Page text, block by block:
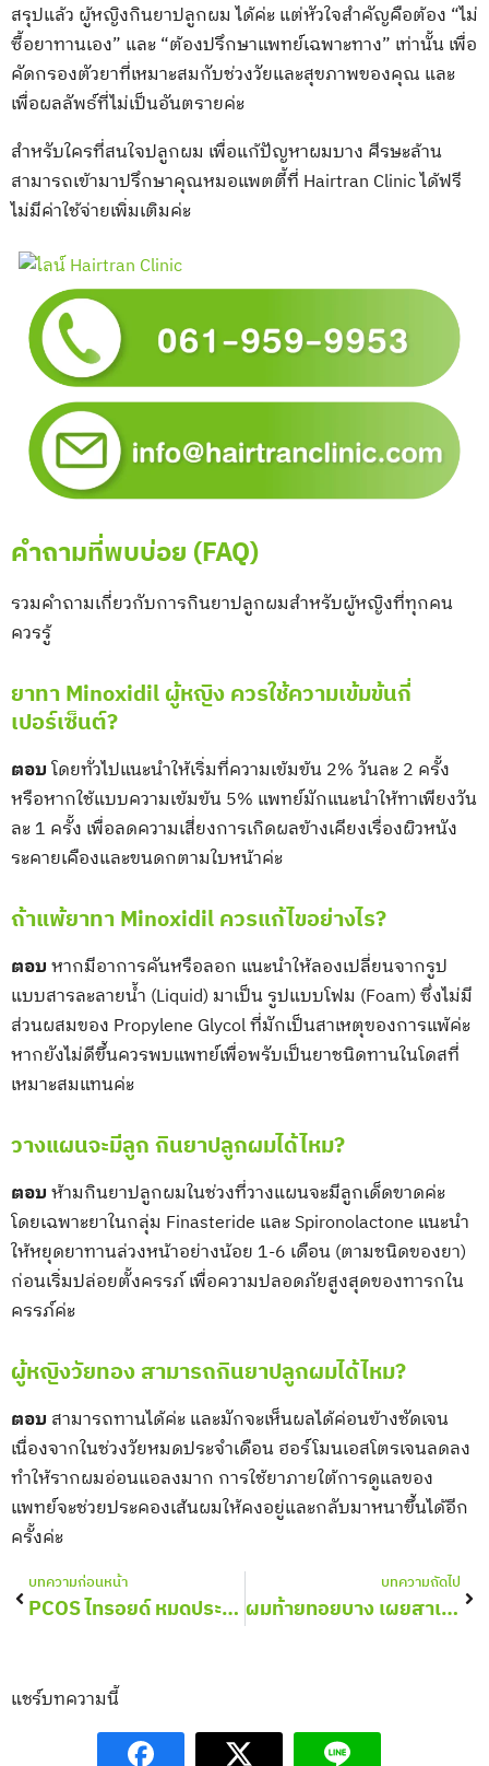
สรุปแล้ว ผู้หญิงกินยาปลูกผม ได้ค่ะ แต่หัวใจสำคัญคือต้อง “ไม่
ซื้อยาทานเอง” และ “ต้องปรึกษาแพทย์เฉพาะทาง” เท่านั้น เพื่อ
คัดกรองตัวยาที่เหมาะสมกับช่วงวัยและสุขภาพของคุณ และ
เพื่อผลลัพธ์ที่ไม่เป็นอันตรายค่ะ
สำหรับใครที่สนใจปลูกผม เพื่อแก้ปัญหาผมบาง ศีรษะล้าน
สามารถเข้ามาปรึกษาคุณหมอแพตตี้ที่ Hairtran Clinic ได้ฟรี
ไม่มีค่าใช้จ่ายเพิ่มเติมค่ะ
คำถามที่พบบ่อย (FAQ)
รวมคำถามเกี่ยวกับการกินยาปลูกผมสำหรับผู้หญิงที่ทุกคน
ควรรู้
ยาทา Minoxidil ผู้หญิง ควรใช้ความเข้มข้นกี่
เปอร์เซ็นต์?
ตอบโดยทั่วไปแนะนำให้เริ่มที่ความเข้มข้น 2% วันละ 2 ครั้ง
หรือหากใช้แบบความเข้มข้น 5% แพทย์มักแนะนำให้ทาเพียงวัน
ละ 1 ครั้ง เพื่อลดความเสี่ยงการเกิดผลข้างเคียงเรื่องผิวหนัง
ระคายเคืองและขนดกตามใบหน้าค่ะ
ถ้าแพ้ยาทา Minoxidil ควรแก้ไขอย่างไร?
ตอบหากมีอาการคันหรือลอก แนะนำให้ลองเปลี่ยนจากรูป
แบบสารละลายน้ำ (Liquid) มาเป็น รูปแบบโฟม (Foam) ซึ่งไม่มี
ส่วนผสมของ Propylene Glycol ที่มักเป็นสาเหตุของการแพ้ค่ะ
หากยังไม่ดีขึ้นควรพบแพทย์เพื่อพรับเป็นยาชนิดทานในโดสที่
เหมาะสมแทนค่ะ
วางแผนจะมีลูก กินยาปลูกผมได้ไหม?
ตอบห้ามกินยาปลูกผมในช่วงที่วางแผนจะมีลูกเด็ดขาดค่ะ
โดยเฉพาะยาในกลุ่ม Finasteride และ Spironolactone แนะนำ
ให้หยุดยาทานล่วงหน้าอย่างน้อย 1-6 เดือน (ตามชนิดของยา)
ก่อนเริ่มปล่อยตั้งครรภ์ เพื่อความปลอดภัยสูงสุดของทารกใน
ครรภ์ค่ะ
ผู้หญิงวัยทอง สามารถกินยาปลูกผมได้ไหม?
ตอบ สามารถทานได้ค่ะ และมักจะเห็นผลได้ค่อนข้างชัดเจน
เนื่องจากในช่วงวัยหมดประจำเดือน ฮอร์โมนเอสโตรเจนลดลง
ทำให้รากผมอ่อนแอลงมาก การใช้ยาภายใต้การดูแลของ
แพทย์จะช่วยประคองเส้นผมให้คงอยู่และกลับมาหนาขึ้นได้อีก
ครั้งค่ะ
Prev
บทความก่อนหน้า
PCOS ไทรอยด์ หมดประจำเดือน เกี่ยวข้องอย่างไรกับฮอร์โมนผมร่วง
บทความถัดไป
ผมท้ายทอยบาง เผยสาเหตุ รักษาด้วยการปลูกผมได้ไหม?
แชร์บทความนี้